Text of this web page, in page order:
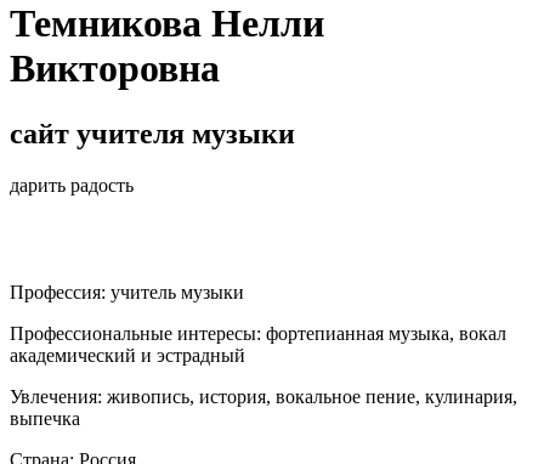
Темникова Нелли
Викторовна
сайт учителя музыки
дарить радость
Профессия: учитель музыки
Профессиональные интересы: фортепианная музыка, вокал
академический и эстрадный
Увлечения: живопись, история, вокальное пение, кулинария,
выпечка
Страна: Россия